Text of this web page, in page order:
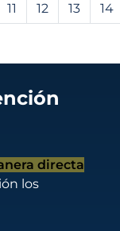
11 12 13 14
directa
los